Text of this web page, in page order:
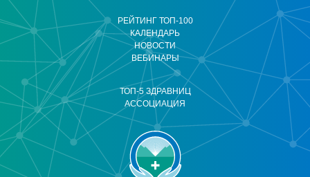
РЕЙТИНГ ТОП-100
КАЛЕНДАРЬ
НОВОСТИ
ВЕБИНАРЫ
ТОП-5 ЗДРАВНИЦ
АССОЦИАЦИЯ